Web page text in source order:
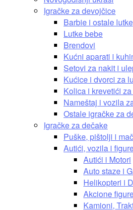
Igračke za devojčice
Barbie i ostale lutke
Lutke bebe
Brendovi
Kućni aparati i
Setovi za nakit i
Kućice i dvorci za
Kolica i krevetići
Nameštaj i vozila
Ostale igračke za
Igračke za dečake
Puške, pištolji i
Autići, vozila i
Autići i Motori
Auto staze i
Helikopteri i
Akcione
Kamioni,